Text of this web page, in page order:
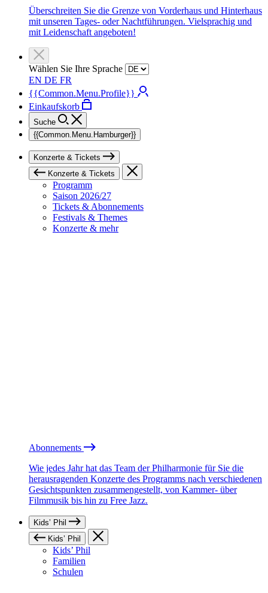
Überschreiten Sie die Grenze von Vorderhaus und Hinterhaus
mit unseren Tages- oder Nachtführungen. Vielsprachig und
mit Leidenschaft angeboten!
Wählen Sie Ihre Sprache
EN DE FR
{{Common.Menu.Profile}}
Einkaufskorb
Suche
{{Common.Menu.Hamburger}}
Konzerte & Tickets
Konzerte & Tickets
Programm
Saison 2026/27
Tickets & Abonnements
Festivals & Themes
Konzerte & mehr
Abonnements
Wie jedes Jahr hat das Team der Philharmonie für Sie die
herausragenden Konzerte des Programms nach verschiedenen
Gesichtspunkten zusammengestellt, von Kammer- über
Filmmusik bis hin zu Free Jazz.
Kids’ Phil
Kids’ Phil
Kids’ Phil
Familien
Schulen